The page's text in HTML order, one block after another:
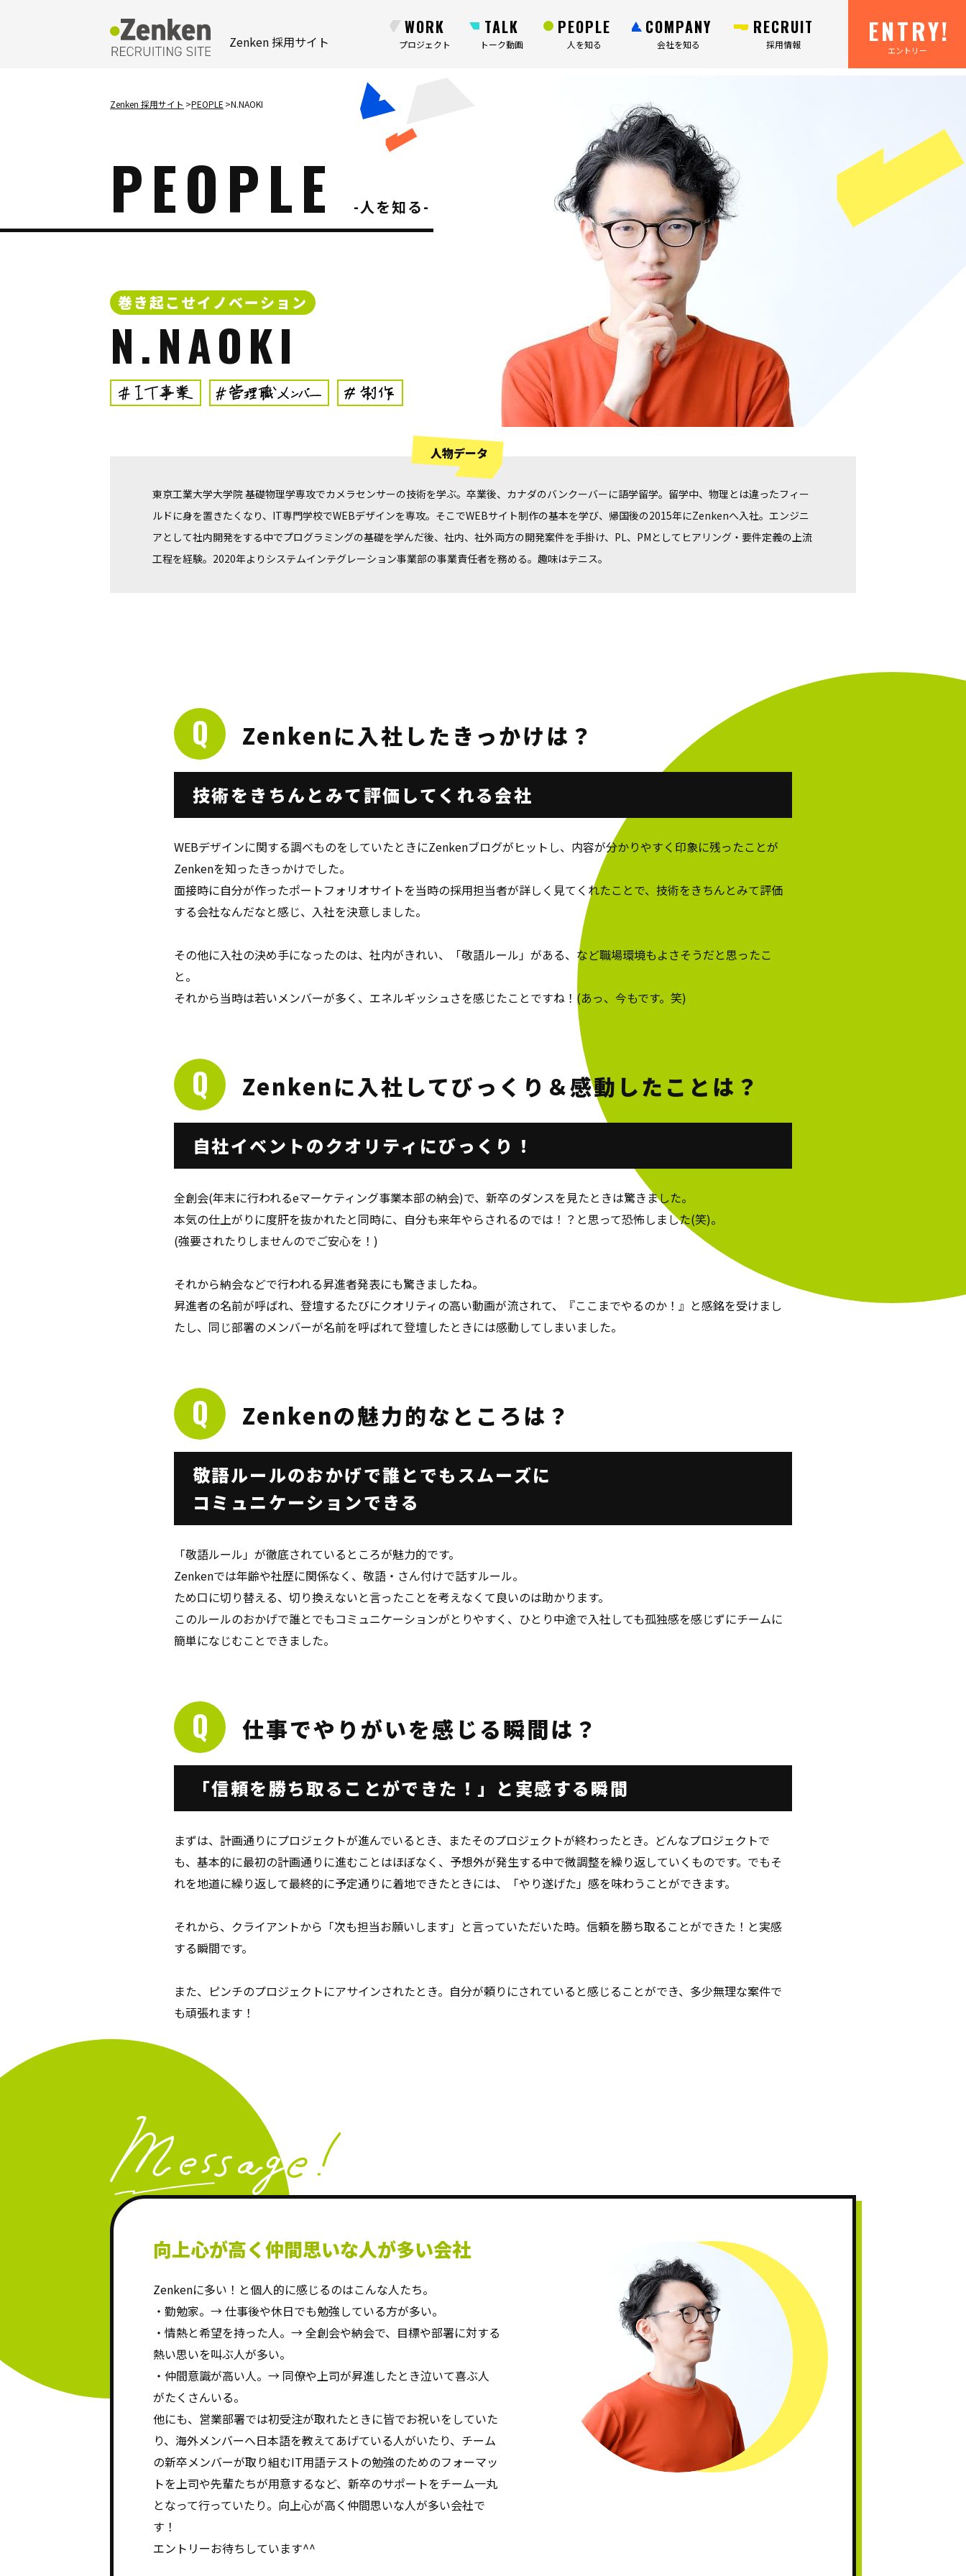
Zenken 採用サイト
WORK
プロジェクト
TALK
トーク動画
PEOPLE
人を知る
COMPANY
会社を知る
RECRUIT
採用情報 ENTRY!
Zenken 採用サイト PEOPLE N.NAOKI
人を知る
PEOPLE
巻き起こせイノベーション
N.NAOKI
人物データ
東京工業大学大学院 基礎物理学専攻でカメラセンサーの技術を学ぶ。卒業後、カナダのバンクーバーに語学留学。留学中、物理とは違ったフィー
ルドに身を置きたくなり、IT専門学校でWEBデザインを専攻。そこでWEBサイト制作の基本を学び、帰国後の2015年にZenkenへ入社。エンジニ
アとして社内開発をする中でプログラミングの基礎を学んだ後、社内、社外両方の開発案件を手掛け、PL、PMとしてヒアリング・要件定義の上流
工程を経験。2020年よりシステムインテグレーション事業部の事業責任者を務める。趣味はテニス。
Zenkenに入社したきっかけは？
技術をきちんとみて評価してくれる会社
WEBデザインに関する調べものをしていたときにZenkenブログがヒットし、内容が分かりやすく印象に残ったことが
Zenkenを知ったきっかけでした。
面接時に自分が作ったポートフォリオサイトを当時の採用担当者が詳しく見てくれたことで、技術をきちんとみて評価
する会社なんだなと感じ、入社を決意しました。
その他に入社の決め手になったのは、社内がきれい、「敬語ルール」がある、など職場環境もよさそうだと思ったこ
と。
それから当時は若いメンバーが多く、エネルギッシュさを感じたことですね！(あっ、今もです。笑)
Zenkenに入社してびっくり＆感動したことは？
自社イベントのクオリティにびっくり！
全創会(年末に行われるeマーケティング事業本部の納会)で、新卒のダンスを見たときは驚きました。
本気の仕上がりに度肝を抜かれたと同時に、自分も来年やらされるのでは！？と思って恐怖しました(笑)。
(強要されたりしませんのでご安心を！)
それから納会などで行われる昇進者発表にも驚きましたね。
昇進者の名前が呼ばれ、登壇するたびにクオリティの高い動画が流されて、『ここまでやるのか！』と感銘を受けまし
たし、同じ部署のメンバーが名前を呼ばれて登壇したときには感動してしまいました。
Zenkenの魅力的なところは？
敬語ルールのおかげで誰とでもスムーズに
コミュニケーションできる
「敬語ルール」が徹底されているところが魅力的です。
Zenkenでは年齢や社歴に関係なく、敬語・さん付けで話すルール。
ため口に切り替える、切り換えないと言ったことを考えなくて良いのは助かります。
このルールのおかげで誰とでもコミュニケーションがとりやすく、ひとり中途で入社しても孤独感を感じずにチームに
簡単になじむことできました。
仕事でやりがいを感じる瞬間は？
「信頼を勝ち取ることができた！」 と実感する瞬間
まずは、計画通りにプロジェクトが進んでいるとき、またそのプロジェクトが終わったとき。どんなプロジェクトで
も、基本的に最初の計画通りに進むことはほぼなく、予想外が発生する中で微調整を繰り返していくものです。でもそ
れを地道に繰り返して最終的に予定通りに着地できたときには、「やり遂げた」感を味わうことができます。
それから、クライアントから「次も担当お願いします」と言っていただいた時。信頼を勝ち取ることができた！と実感
する瞬間です。
また、ピンチのプロジェクトにアサインされたとき。自分が頼りにされていると感じることができ、多少無理な案件で
も頑張れます！
向上心が高く仲間思いな人が多い会社
Zenkenに多い！と個人的に感じるのはこんな人たち。
・勤勉家。→ 仕事後や休日でも勉強している方が多い。
・情熱と希望を持った人。→ 全創会や納会で、目標や部署に対する
熱い思いを叫ぶ人が多い。
・仲間意識が高い人。→ 同僚や上司が昇進したとき泣いて喜ぶ人
がたくさんいる。
他にも、営業部署では初受注が取れたときに皆でお祝いをしていた
り、海外メンバーへ日本語を教えてあげている人がいたり、チーム
の新卒メンバーが取り組むIT用語テストの勉強のためのフォーマッ
トを上司や先輩たちが用意するなど、新卒のサポートをチーム一丸
となって行っていたり。向上心が高く仲間思いな人が多い会社で
す！
エントリーお待ちしています^^